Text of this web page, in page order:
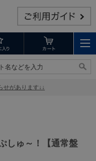
名などを入力
名などを入力
せがあります↓↓
しゅ～！【通常盤